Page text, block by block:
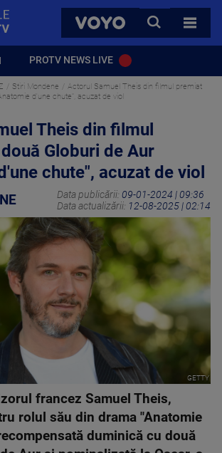
VOYO
CAUTA
TOATE
PROTV NEWS LIVE
Stiri Mondene
Actorul Samuel Theis din filmul premiat
d'une chute", acuzat de viol
Theis din filmul
Globuri de Aur
chute", acuzat de viol
Data publicării: 09-01-2024 | 09:36
Data actualizării: 12-08-2025 | 02:14
GETTY
francez Samuel Theis,
rolul său din drama "Anatomie
duminică cu două